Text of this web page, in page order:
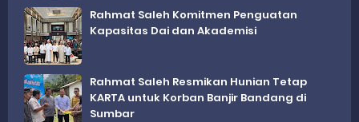
Rahmat Saleh Komitmen Penguatan
Kapasitas Dai dan Akademisi
Rahmat Saleh Resmikan Hunian Tetap
KARTA untuk Korban Banjir Bandang di
Sumbar